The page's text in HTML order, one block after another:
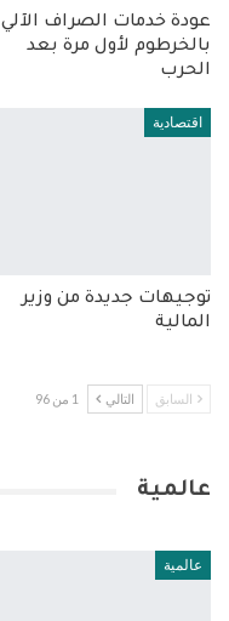
عودة خدمات الصراف الآلي
بالخرطوم لأول مرة بعد
الحرب
اقتصادية
توجيهات جديدة من وزير
المالية
السابق التالي 1 من 96
عالمية
عالمية